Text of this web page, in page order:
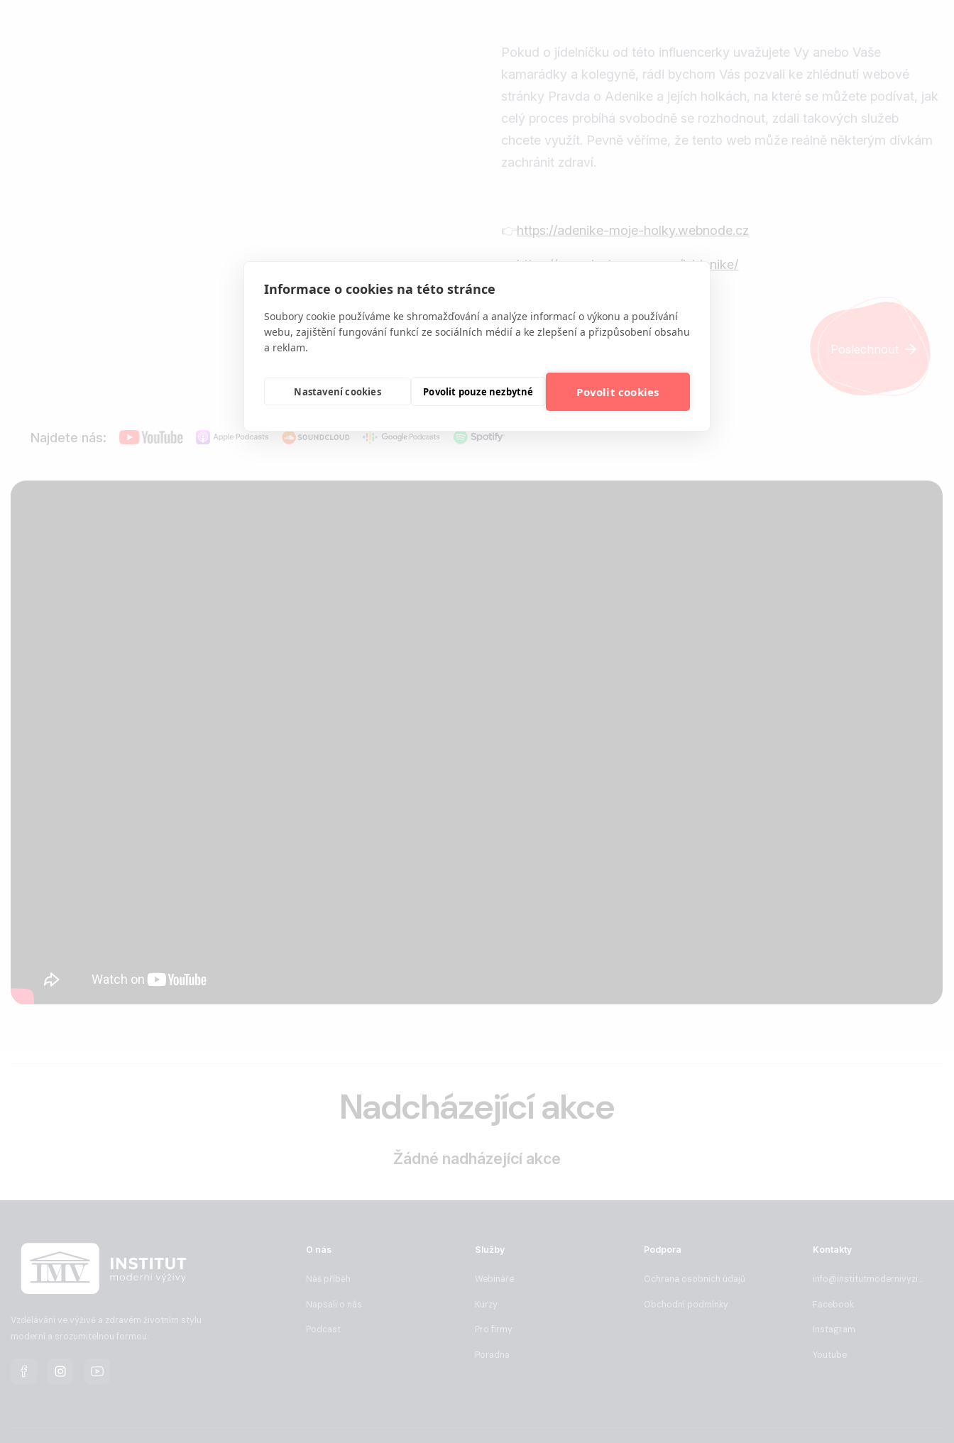
Informace o cookies na této stránce
Soubory cookie používáme ke shromažďování a analýze informací o výkonu a používání
webu, zajištění fungování funkcí ze sociálních médií a ke zlepšení a přizpůsobení obsahu
a reklam.
Nastavení cookies Povolit pouze nezbytné Povolit cookies
Pokud o jídelníčku od této influencerky uvažujete Vy anebo Vaše
kamarádky a kolegyně, rádi bychom Vás pozvali ke zhlédnutí webové
stránky Pravda o Adenike a jejích holkách, na které se můžete podívat, jak
celý proces probíhá svobodně se rozhodnout, zdali takových služeb
chcete využít. Pevně věříme, že tento web může reálně některým dívkám
zachránit zdraví.
👉https://adenike-moje-holky.webnode.cz
https://www.instagram.com/lzidenike/
Poslechnout
Najdete nás:
Nadcházející akce
Žádné nadházející akce
Vzdělávání ve výživě a zdravém životním stylu
moderní a srozumitelnou formou.
O nás
Náš příběh
Napsali o nás
Podcast
Služby
Webináře
Kurzy
Pro firmy
Poradna
Podpora
Ochrana osobních údajů
Obchodní podmínky
Kontakty
Facebook
Instagram
Youtube